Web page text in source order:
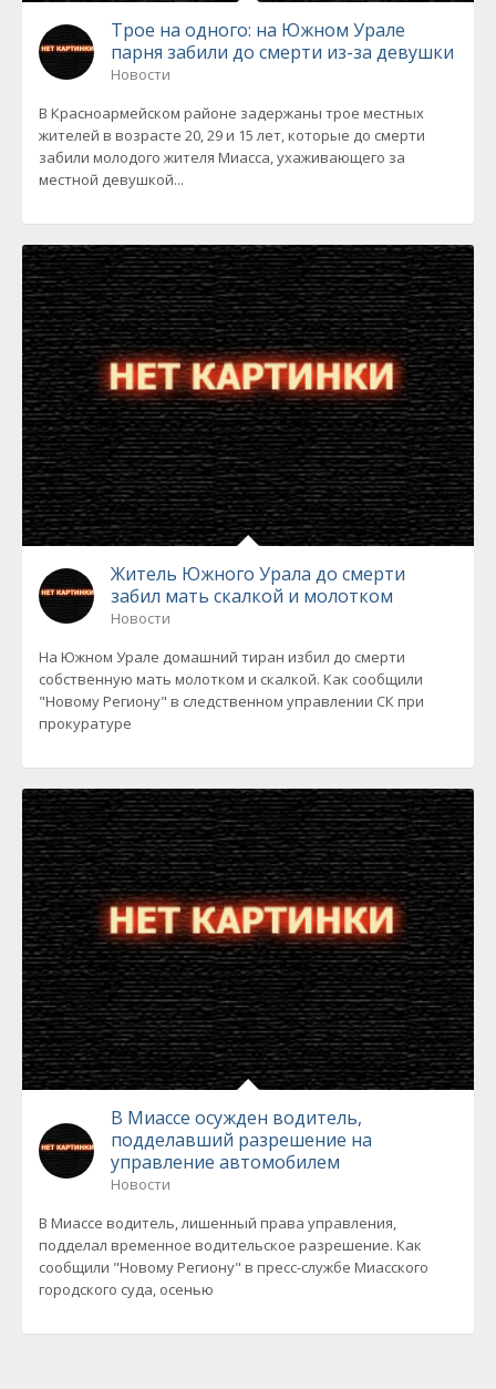
Трое на одного: на Южном Урале
парня забили до смерти из-за девушки
Новости
В Красноармейском районе задержаны трое местных
жителей в возрасте 20, 29 и 15 лет, которые до смерти
забили молодого жителя Миасса, ухаживающего за
местной девушкой...
Житель Южного Урала до смерти
забил мать скалкой и молотком
Новости
На Южном Урале домашний тиран избил до смерти
собственную мать молотком и скалкой. Как сообщили
"Новому Региону" в следственном управлении СК при
прокуратуре
В Миассе осужден водитель,
подделавший разрешение на
управление автомобилем
Новости
В Миассе водитель, лишенный права управления,
подделал временное водительское разрешение. Как
сообщили "Новому Региону" в пресс-службе Миасского
городского суда, осенью